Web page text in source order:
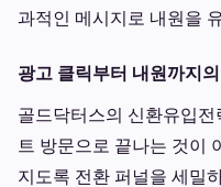
과적인 메시지로 내원을
광고 클릭부터 내원까지
골드닥터스의 신환유입
트 방문으로 끝나는 것이
지도록 전환 퍼널을 세밀